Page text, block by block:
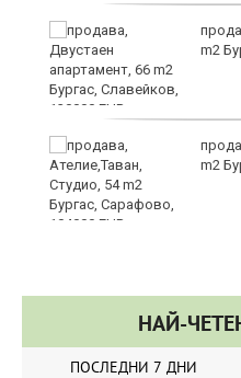
m2
m2
НАЙ-
ПОСЛЕДНИ 7 ДНИ